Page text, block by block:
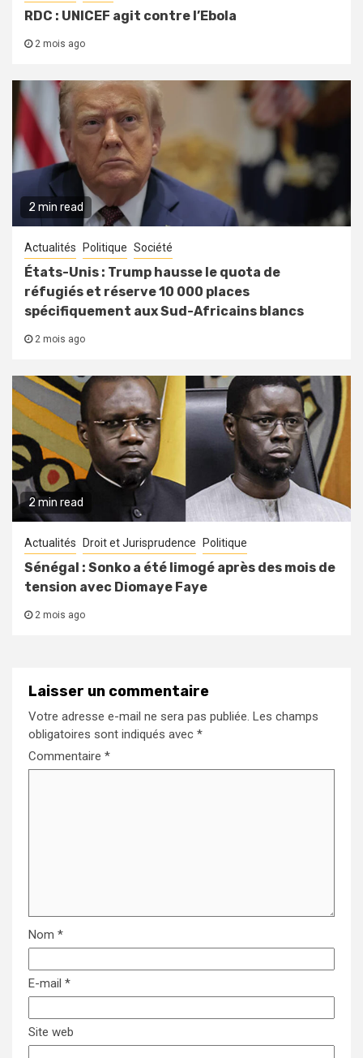
RDC : UNICEF agit contre l’Ebola
2 mois ago
2 min read
Actualités Politique Société
États-Unis : Trump hausse le quota de
réfugiés et réserve 10 000 places
spécifiquement aux Sud-Africains blancs
2 mois ago
2 min read
Actualités Droit et Jurisprudence Politique
Sénégal : Sonko a été limogé après des mois de
tension avec Diomaye Faye
2 mois ago
Laisser un commentaire
Votre adresse e-mail ne sera pas publiée. Les champs
obligatoires sont indiqués avec *
Commentaire *
Nom *
E-mail *
Site web